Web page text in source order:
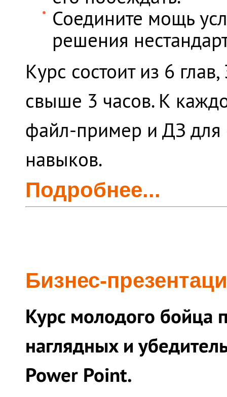
Соедините мощь
решения
Курс состоит из 6
свыше 3 часов. К
файл-пример и ДЗ для
навыков.
Подробнее...
Бизнес-
Курс молодого бойца
наглядных и
Power Point.